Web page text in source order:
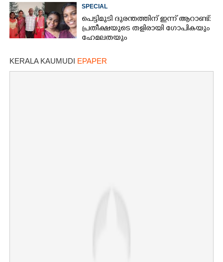
SPECIAL
പെട്ടിമുടി ദുരന്തത്തിന് ഇന്ന് ആറാണ്ട്:
പ്രതീക്ഷയുടെ തളിരായി ഗോപികയും
ഹേമലതയും
KERALA KAUMUDI EPAPER